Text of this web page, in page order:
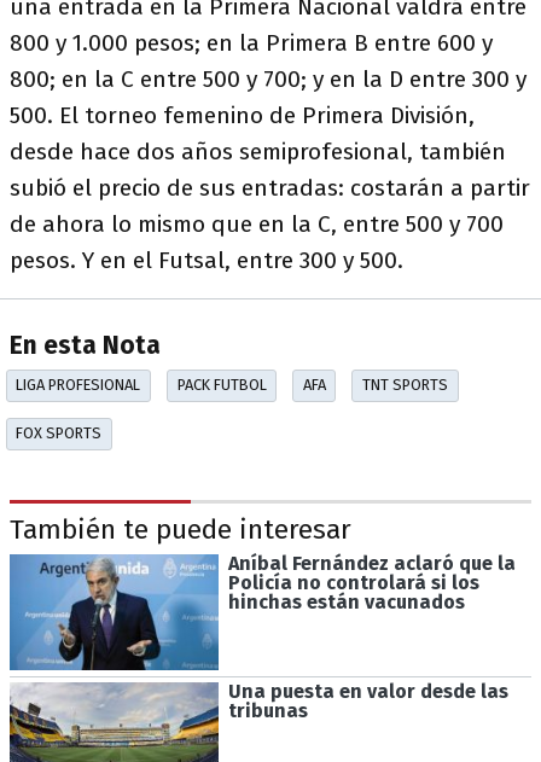
una entrada en la Primera Nacional valdrá entre
800 y 1.000 pesos; en la Primera B entre 600 y
800; en la C entre 500 y 700; y en la D entre 300 y
500. El torneo femenino de Primera División,
desde hace dos años semiprofesional, también
subió el precio de sus entradas: costarán a partir
de ahora lo mismo que en la C, entre 500 y 700
pesos. Y en el Futsal, entre 300 y 500.
En esta Nota
LIGA PROFESIONAL PACK FUTBOL AFA TNT SPORTS
FOX SPORTS
También te puede interesar
Aníbal Fernández aclaró que la
Policía no controlará si los
hinchas están vacunados
Una puesta en valor desde las
tribunas